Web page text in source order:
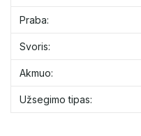
Praba:
Svoris:
Akmuo:
Užsegimo tipas: